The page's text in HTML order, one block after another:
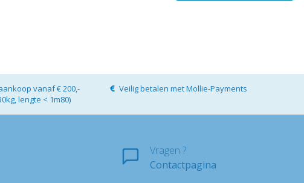
vanaf € 200,-
lengte < 1m80)
Veilig betalen met Mollie-Payments
Vragen ?
Contactpagina